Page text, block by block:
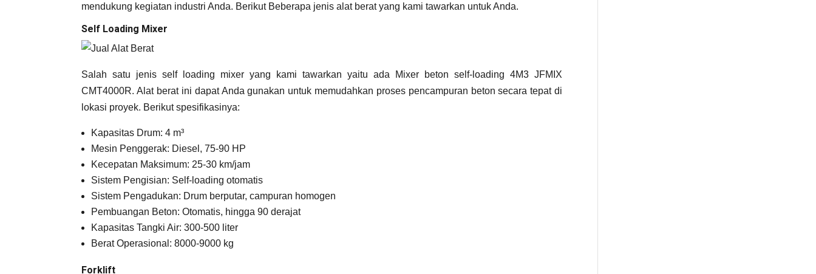
mendukung kegiatan industri Anda. Berikut Beberapa jenis alat berat yang kami tawarkan untuk Anda.
Self Loading Mixer
Salah satu jenis self loading mixer yang kami tawarkan yaitu ada Mixer beton self-loading 4M3 JFMIX
CMT4000R. Alat berat ini dapat Anda gunakan untuk memudahkan proses pencampuran beton secara tepat di
lokasi proyek. Berikut spesifikasinya:
Kapasitas Drum: 4 m³
Mesin Penggerak: Diesel, 75-90 HP
Kecepatan Maksimum: 25-30 km/jam
Sistem Pengisian: Self-loading otomatis
Sistem Pengadukan: Drum berputar, campuran homogen
Pembuangan Beton: Otomatis, hingga 90 derajat
Kapasitas Tangki Air: 300-500 liter
Berat Operasional: 8000-9000 kg
Forklift